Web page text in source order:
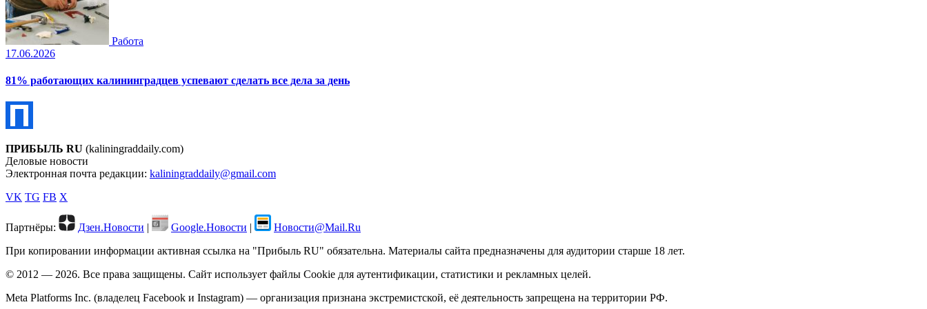
Работа
17.06.2026
81% работающих калининградцев успевают сделать все дела за день
ПРИБЫЛЬ RU (kaliningraddaily.com)
Деловые новости
Электронная почта редакции: kaliningraddaily@gmail.com
VK TG FB X
Партнёры: Дзен.Новости | Google.Новости |
Новости@Mail.Ru
При копировании информации активная ссылка на "Прибыль RU" обязательна. Материалы сайта предназначены для аудитории старше 18 лет.
© 2012 — 2026. Все права защищены. Сайт использует файлы Cookie для аутентификации, статистики и рекламных целей.
Meta Platforms Inc. (владелец Facebook и Instagram) — организация признана экстремистской, её деятельность запрещена на территории РФ.